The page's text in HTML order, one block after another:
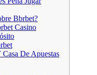
Bbrbet?
Casino
De Apuestas